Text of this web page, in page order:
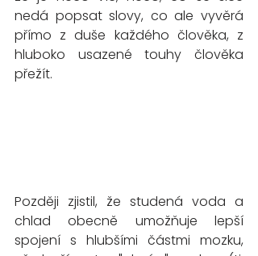
nedá popsat slovy, co ale vyvěrá
přímo z duše každého člověka, z
hluboko usazené touhy člověka
přežít.
Později zjistil, že studená voda a
chlad obecně umožňuje lepší
spojení s hlubšími částmi mozku,